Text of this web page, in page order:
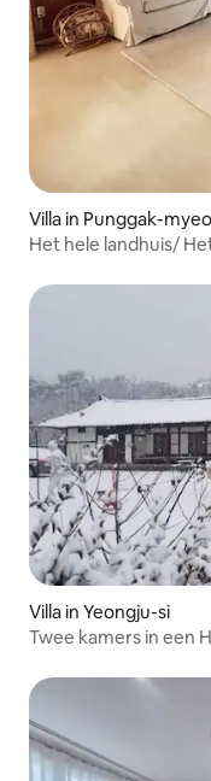
Villa in Punggak-
Het hele landhuis/
huis/ Geuloreonjip
Villa in Yeongju-si
Twee kamers in een